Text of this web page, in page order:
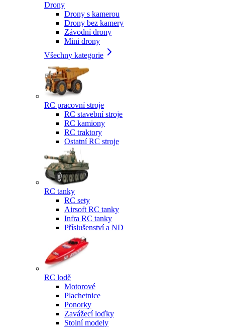
Drony
Drony s kamerou
Drony bez kamery
Závodní drony
Mini drony
Všechny kategorie
RC pracovní stroje
RC stavební stroje
RC kamiony
RC traktory
Ostatní RC stroje
RC tanky
RC sety
Airsoft RC tanky
Infra RC tanky
Příslušenství a ND
RC lodě
Motorové
Plachetnice
Ponorky
Zavážecí loďky
Stolní modely